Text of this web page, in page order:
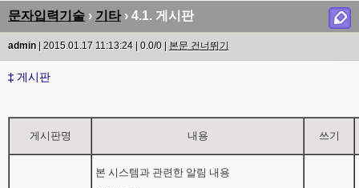
문자입력기술 › 기타› 4.1. 게시판
admin| 2015.01.17 11:13:24 | 0.0/0 | 본문 건너뛰기
‡ 게시판
게시판명 내용 쓰기
본 시스템과 관련한 알림 내용